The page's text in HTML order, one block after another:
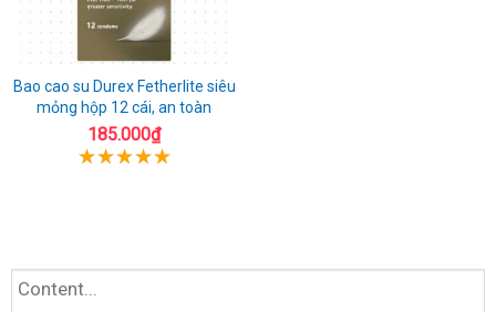
Bao cao su Durex Fetherlite siêu
mỏng hộp 12 cái, an toàn
185.000₫